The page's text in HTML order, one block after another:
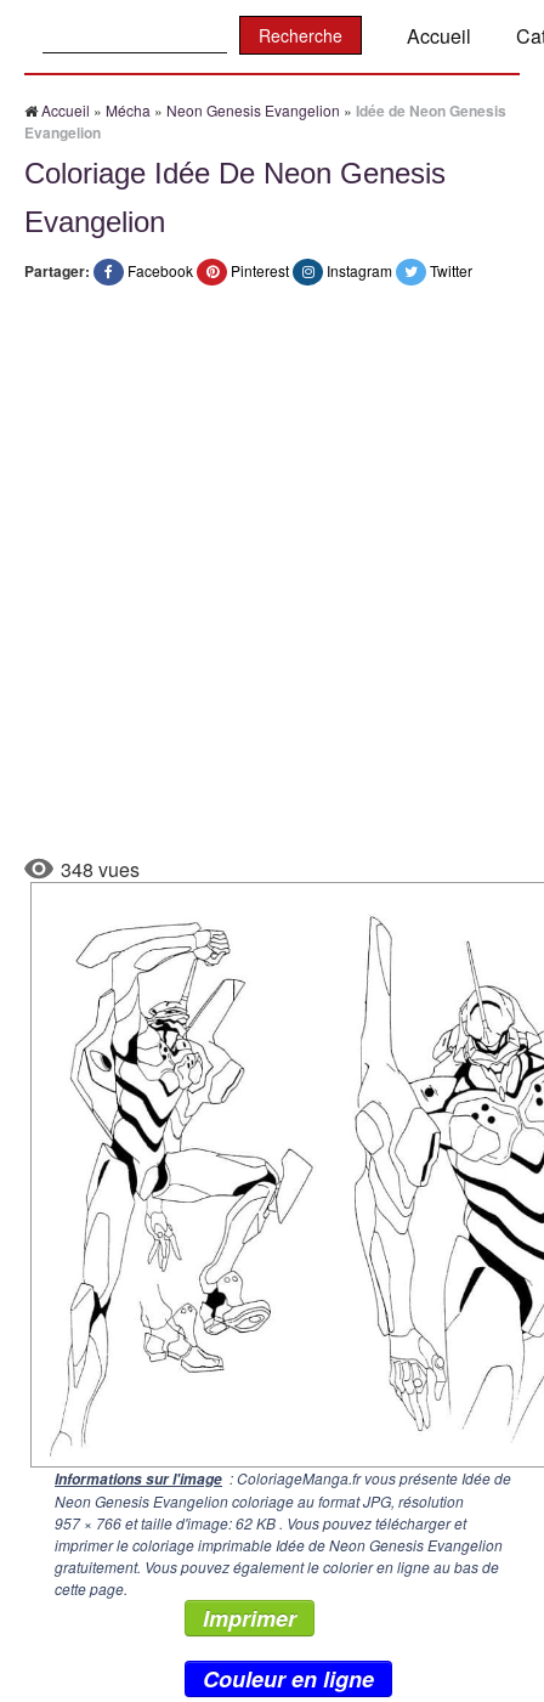
Accueil
Accueil » Mécha » Neon Genesis Evangelion » Idée de Neon Genesis
Evangelion
Coloriage Idée De Neon Genesis
Evangelion
Partager: Facebook Pinterest Instagram Twitter
348 vues
Informations sur l'image : ColoriageManga.fr vous présente Idée de
Neon Genesis Evangelion coloriage au format JPG, résolution
957 × 766et taille d'image: 62 KB . Vous pouvez télécharger et
imprimer le coloriage imprimable Idée de Neon Genesis Evangelion
gratuitement. Vous pouvez également le colorier en ligne au bas de
cette page.
Imprimer
Couleur en ligne